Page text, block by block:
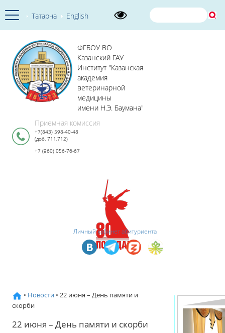
Татарча English
ФГБОУ ВО
Казанский ГАУ
Институт "Казанская
академия
ветеринарной
медицины
имени Н.Э. Баумана"
Приемная комиссия
+7(843) 598-40-48
(доб. 711,712)
+7 (960) 056-76-67
Личный кабинет абитуриента
• Новости • 22 июня – День памяти и
скорби
22 июня – День памяти и скорби